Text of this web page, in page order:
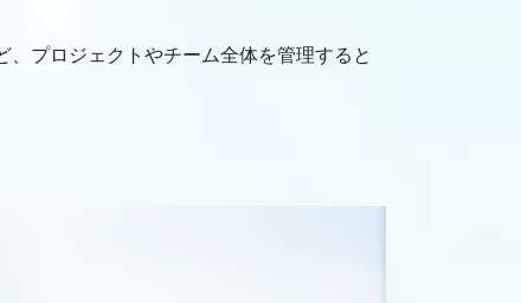
プロジェクトやチーム全体を管理すると